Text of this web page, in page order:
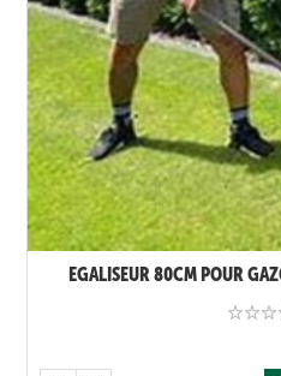
EGALISEUR 80CM POUR